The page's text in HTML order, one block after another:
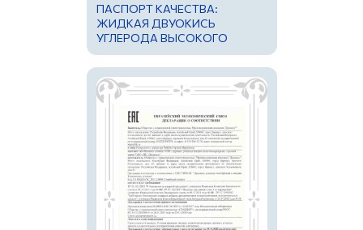
ПАСПОРТ КАЧЕСТВА:
ЖИДКАЯ ДВУОКИСЬ
УГЛЕРОДА ВЫСОКОГО
ДАВЛЕНИЯ